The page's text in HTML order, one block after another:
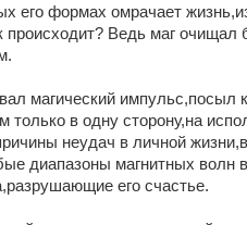
его формах омрачает
происходит? Ведь маг
магический
только в одну сторону,на
неудач в личной
диапазоны магнитных
его счастье.